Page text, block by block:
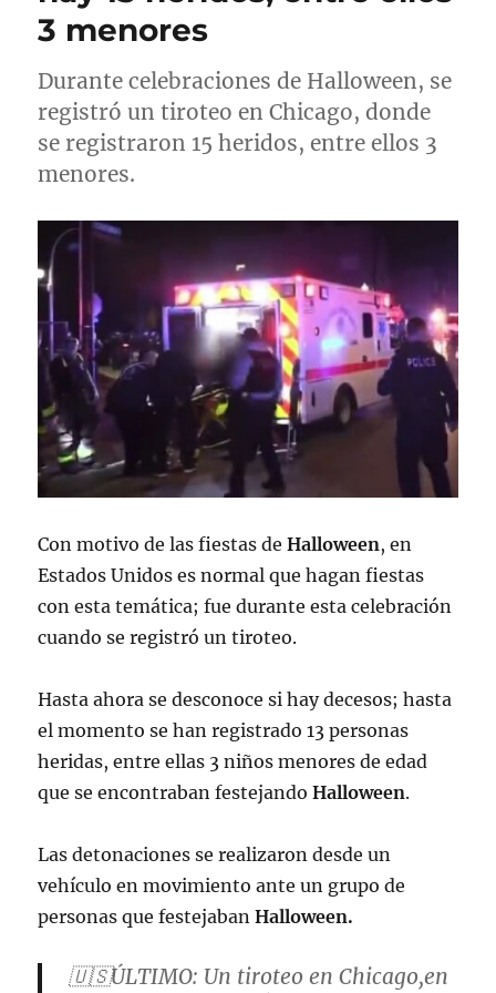
3 menores
Durante celebraciones de Halloween, se
registró un tiroteo en Chicago, donde
se registraron 15 heridos, entre ellos 3
menores.
Con motivo de las fiestas deHalloween, en
Estados Unidos es normal que hagan fiestas
con esta temática; fue durante esta celebración
cuando se registró un tiroteo.
Hasta ahora se desconoce si hay decesos; hasta
el momento se han registrado 13 personas
heridas, entre ellas 3 niños menores de edad
que se encontraban festejandoHalloween.
Las detonaciones se realizaron desde un
vehículo en movimiento ante un grupo de
personas que festejabanHalloween.
🇺🇸ÚLTIMO: Un tiroteo en Chicago,en